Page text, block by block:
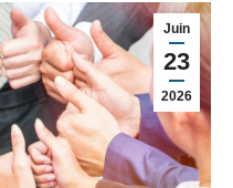
Juin
23
2026